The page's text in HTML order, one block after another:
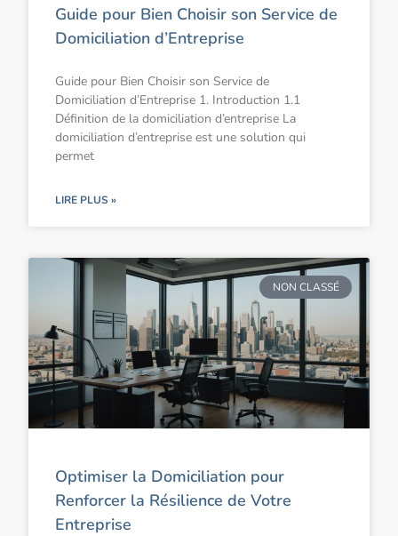
Guide pour Bien Choisir son Service de
Domiciliation d’Entreprise
Guide pour Bien Choisir son Service de
Domiciliation d’Entreprise 1. Introduction 1.1
Définition de la domiciliation d’entreprise La
domiciliation d’entreprise est une solution qui
permet
LIRE PLUS »
NON CLASSÉ
Optimiser la Domiciliation pour
Renforcer la Résilience de Votre
Entreprise